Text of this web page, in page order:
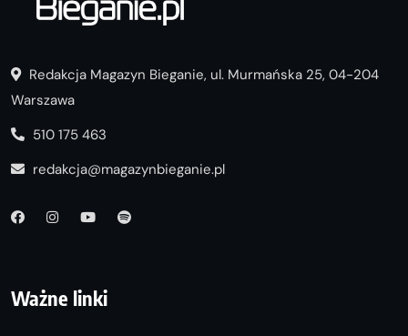
Redakcja Magazyn Bieganie, ul. Murmańska 25, 04-204
Warszawa
510 175 463
redakcja@magazynbieganie.pl
Ważne linki